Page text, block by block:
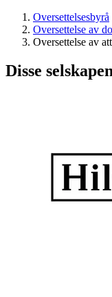
Oversettelsesbyrå
Oversettelse av
Oversettelse av
Disse